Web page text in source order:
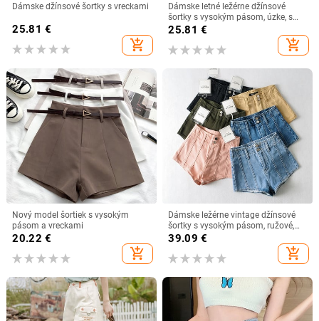
Dámske džínsové šortky s vreckami
25.81 €
add_shopping_cart
Dámske letné ležérne džínsové
šortky s vysokým pásom, úzke, s
vreckami a bermudy
25.81 €
add_shopping_cart
Nový model šortiek s vysokým
pásom a vreckami
20.22 €
add_shopping_cart
Dámske ležérne vintage džínsové
šortky s vysokým pásom, ružové,
letné, punkové, patchworkové,
39.09 €
add_shopping_cart